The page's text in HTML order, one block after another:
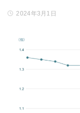
2024年3月1日